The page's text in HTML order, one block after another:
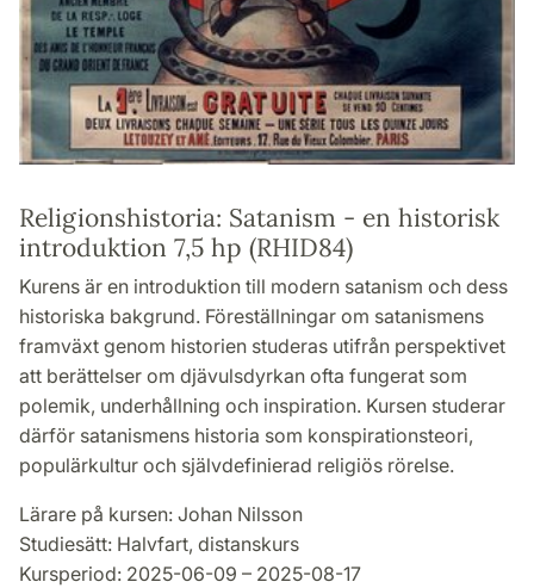
Religionshistoria: Satanism - en historisk
introduktion 7,5 hp (RHID84)
Kurens är en introduktion till modern satanism och dess
historiska bakgrund. Föreställningar om satanismens
framväxt genom historien studeras utifrån perspektivet
att berättelser om djävulsdyrkan ofta fungerat som
polemik, underhållning och inspiration. Kursen studerar
därför satanismens historia som konspirationsteori,
populärkultur och självdefinierad religiös rörelse.
Lärare på kursen: Johan Nilsson
Studiesätt: Halvfart, distanskurs
Kursperiod: 2025-06-09 – 2025-08-17